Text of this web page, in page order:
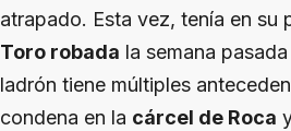
atrapado. Esta vez, tenía en su
Toro robada la semana
ladrón tiene múltiples
condena en la cárcel de Roca